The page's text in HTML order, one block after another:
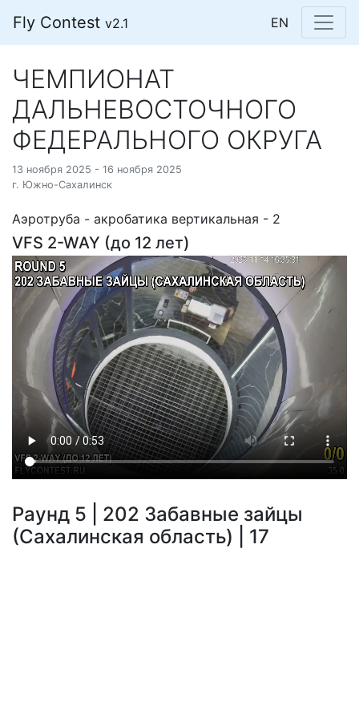
Fly Contest v2.1 EN
ЧЕМПИОНАТ
ДАЛЬНЕВОСТОЧНОГО
ФЕДЕРАЛЬНОГО ОКРУГА
13 ноября 2025 - 16 ноября 2025
г. Южно-Сахалинск
Аэротруба - акробатика вертикальная - 2
VFS 2-WAY (до 12 лет)
Раунд 5 | 202 Забавные зайцы
(Сахалинская область) | 17